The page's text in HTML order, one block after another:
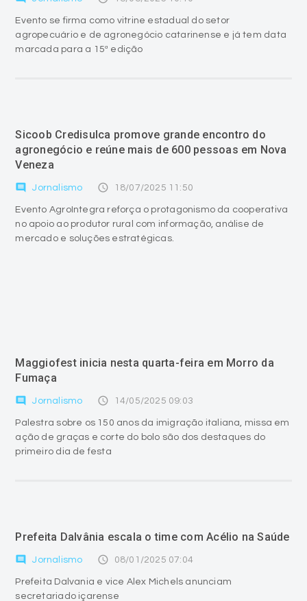
Evento se firma como vitrine estadual do setor
agropecuário e de agronegócio catarinense e já tem data
marcada para a 15ª edição
Sicoob Credisulca promove grande encontro do
agronegócio e reúne mais de 600 pessoas em Nova
Veneza
comment Jornalismo access_time 18/07/2025 11:50
Evento AgroIntegra reforça o protagonismo da cooperativa
no apoio ao produtor rural com informação, análise de
mercado e soluções estratégicas.
Maggiofest inicia nesta quarta-feira em Morro da
Fumaça
comment Jornalismo access_time 14/05/2025 09:03
Palestra sobre os 150 anos da imigração italiana, missa em
ação de graças e corte do bolo são dos destaques do
primeiro dia de festa
Prefeita Dalvânia escala o time com Acélio na Saúde
comment Jornalismo access_time 08/01/2025 07:04
Prefeita Dalvania e vice Alex Michels anunciam
secretariado içarense